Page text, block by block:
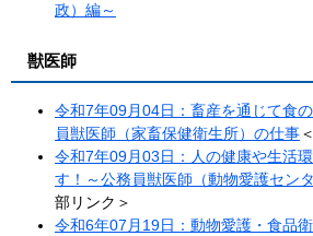
政）編～
獣医師
令和7年09月04日：畜産を通じて食
員獣医師（家畜保健衛生所）の仕事​
令和7年09月03日：人の健康や生活
す！～公務員獣医師（動物愛護セン
部リンク＞
令和6年07月19日：動物愛護・食品